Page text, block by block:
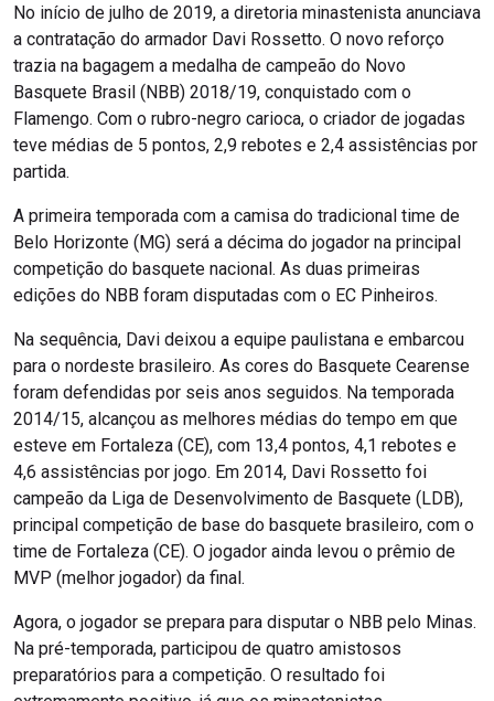
No início de julho de 2019, a diretoria minastenista anunciava
a contratação do armador Davi Rossetto. O novo reforço
trazia na bagagem a medalha de campeão do Novo
Basquete Brasil (NBB) 2018/19, conquistado com o
Flamengo. Com o rubro-negro carioca, o criador de jogadas
teve médias de 5 pontos, 2,9 rebotes e 2,4 assistências por
partida.
A primeira temporada com a camisa do tradicional time de
Belo Horizonte (MG) será a décima do jogador na principal
competição do basquete nacional. As duas primeiras
edições do NBB foram disputadas com o EC Pinheiros.
Na sequência, Davi deixou a equipe paulistana e embarcou
para o nordeste brasileiro. As cores do Basquete Cearense
foram defendidas por seis anos seguidos. Na temporada
2014/15, alcançou as melhores médias do tempo em que
esteve em Fortaleza (CE), com 13,4 pontos, 4,1 rebotes e
4,6 assistências por jogo. Em 2014, Davi Rossetto foi
campeão da Liga de Desenvolvimento de Basquete (LDB),
principal competição de base do basquete brasileiro, com o
time de Fortaleza (CE). O jogador ainda levou o prêmio de
MVP (melhor jogador) da final.
Agora, o jogador se prepara para disputar o NBB pelo Minas.
Na pré-temporada, participou de quatro amistosos
preparatórios para a competição. O resultado foi